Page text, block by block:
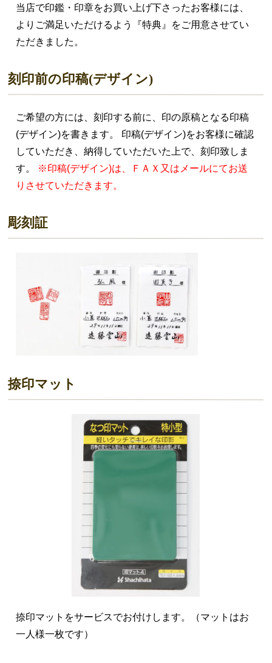
当店で印鑑・印章をお買い上げ下さったお客様には、
よりご満足いただけるよう『特典』をご用意させてい
ただきました。
刻印前の印稿(デザイン)
ご希望の方には、刻印する前に、印の原稿となる印稿
(デザイン)を書きます。 印稿(デザイン)をお客様に確認
していただき、納得していただいた上で、刻印致しま
す。
※印稿(デザイン)は、ＦＡＸ又はメールにてお送
りさせていただきます。
彫刻証
捺印マット
捺印マットをサービスでお付けします。（マットはお
一人様一枚です）